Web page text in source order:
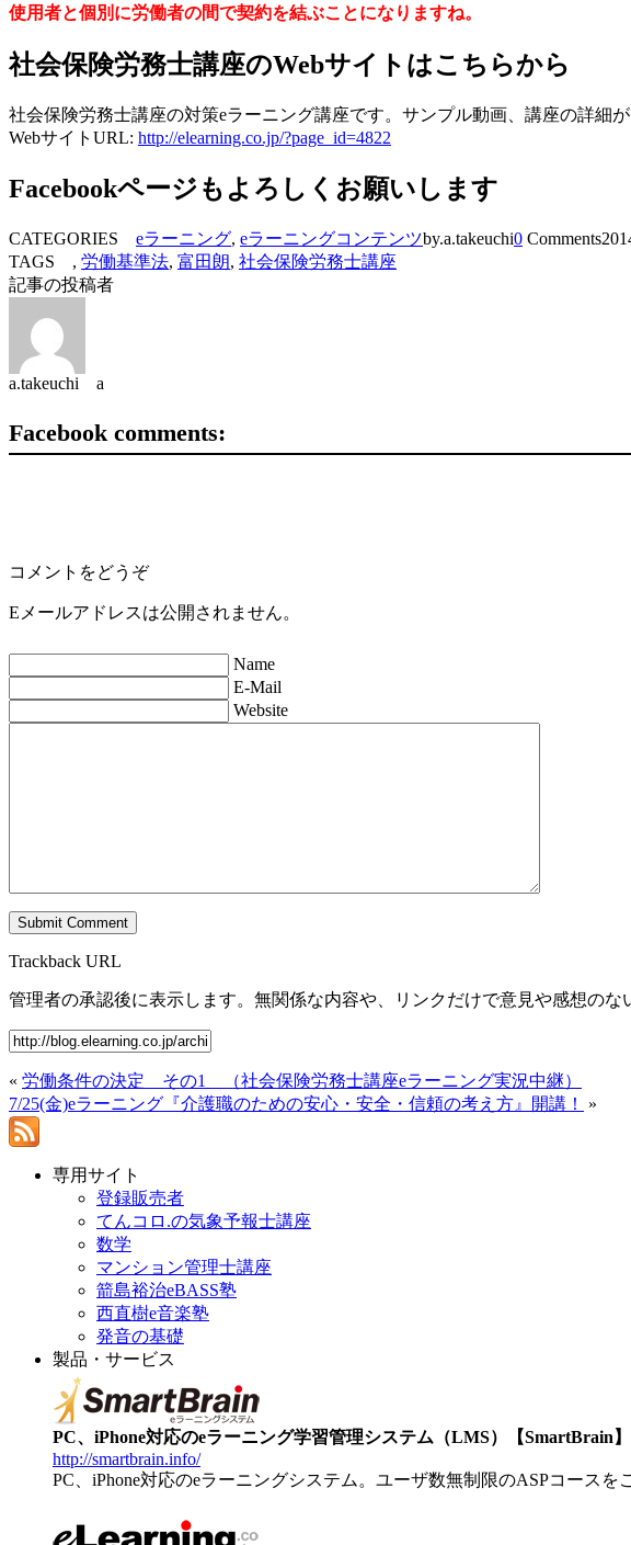
使用者と個別に労働者の間で契約を結ぶことになりますね。
社会保険労務士講座のWebサイトはこちらから
社会保険労務士講座の対策eラーニング講座です。サンプル動画、講座の詳細
WebサイトURL: http://elearning.co.jp/?page_id=4822
Facebookページもよろしくお願いします
CATEGORIES eラーニング, eラーニングコンテンツby.a.takeuchi0 Comments
TAGS , 労働基準法, 富田朗, 社会保険労務士講座
記事の投稿者
a.takeuchi a
Facebook comments:
コメントをどうぞ
Eメールアドレスは公開されません。
Name
E-Mail
Website
Trackback URL
管理者の承認後に表示します。無関係な内容や、リンクだけで意見や感想のな
« 労働条件の決定 その1 （社会保険労務士講座eラーニング実況中継）
7/25(金)eラーニング『介護職のための安心・安全・信頼の考え方』開講！
»
専用サイト
登録販売者
てんコロ.の気象予報士講座
数学
マンション管理士講座
箭島裕治eBASS塾
西直樹e音楽塾
発音の基礎
製品・サービス
PC、iPhone対応のeラーニング学習管理システム（LMS）【SmartBrain】
http://smartbrain.info/
PC、iPhone対応のeラーニングシステム。ユーザ数無制限のASPコースを